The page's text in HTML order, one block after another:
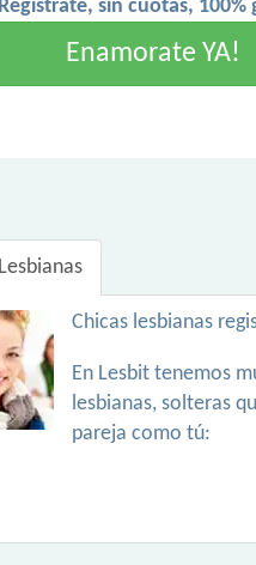
Registrate, sin cuotas, 100%
Enamorate YA!
Chicas lesbianas
En Lesbit tenemos
lesbianas, solteras
pareja como tú: